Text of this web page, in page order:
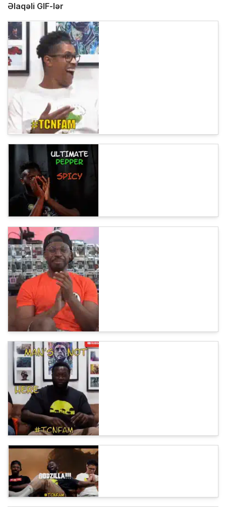
Əlaqəli GIF-lər